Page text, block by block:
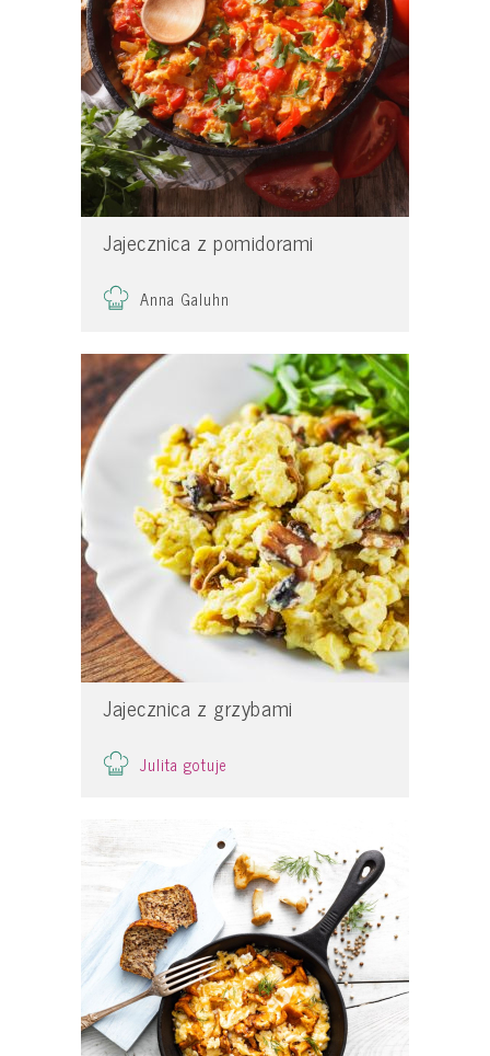
Jajecznica z pomidorami
Anna Galuhn
Jajecznica z grzybami
Julita gotuje